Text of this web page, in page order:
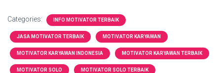
Categories: INFO MOTIVATOR TERBAIK
JASA MOTIVATOR TERBAIK MOTIVATOR KARYAWAN
MOTIVATOR KARYAWAN INDONESIA MOTIVATOR KARYAWAN TERBAIK
MOTIVATOR SOLO MOTIVATOR SOLO TERBAIK